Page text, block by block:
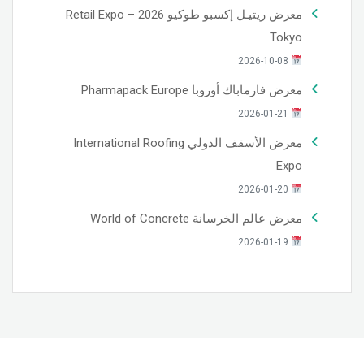
معرض ريتيـل إكسبو طوكيو 2026 – Retail Expo
Tokyo
معرض فارماباك أوروبا Pharmapack Europe
معرض الأسقف الدولي International Roofing
Expo
معرض عالم الخرسانة World of Concrete